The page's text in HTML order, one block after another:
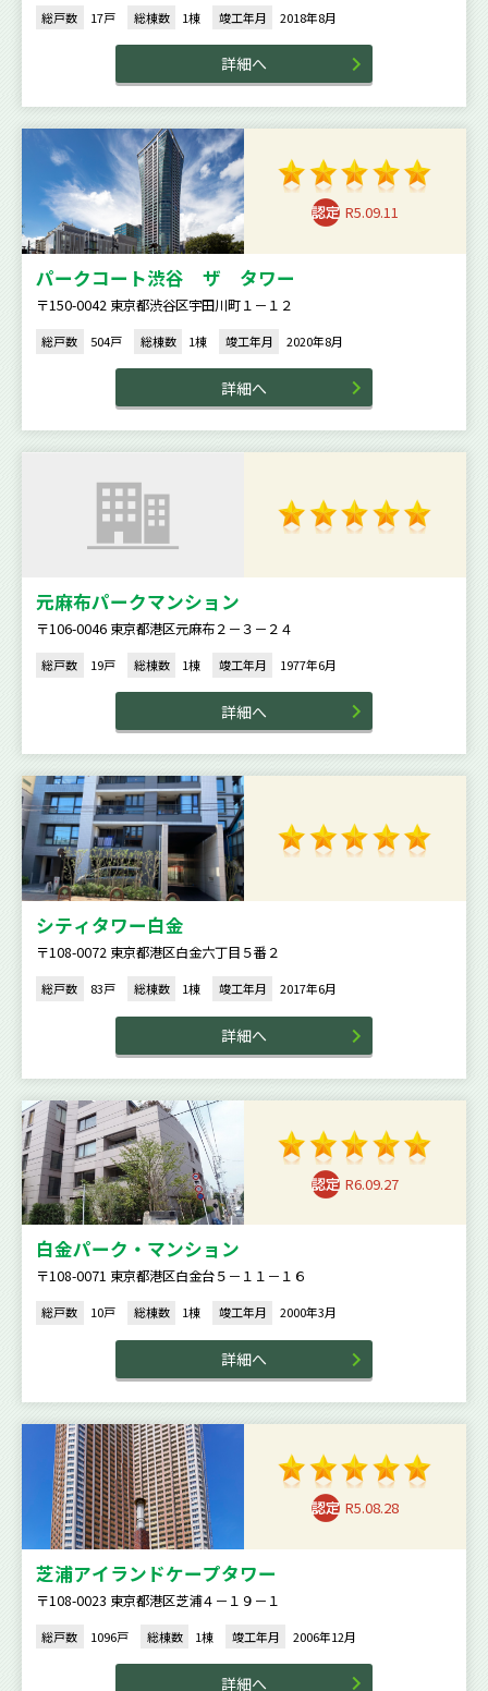
総戸数 17戸 総棟数 1棟 竣工年月 2018年8月
詳細へ
R5.09.11
パークコート渋谷 ザ タワー
〒150-0042 東京都渋谷区宇田川町１－１２
総戸数 504戸 総棟数 1棟 竣工年月 2020年8月
詳細へ
元麻布パークマンション
〒106-0046 東京都港区元麻布２－３－２４
総戸数 19戸 総棟数 1棟 竣工年月 1977年6月
詳細へ
シティタワー白金
〒108-0072 東京都港区白金六丁目５番２
総戸数 83戸 総棟数 1棟 竣工年月 2017年6月
詳細へ
R6.09.27
白金パーク・マンション
〒108-0071 東京都港区白金台５－１１－１６
総戸数 10戸 総棟数 1棟 竣工年月 2000年3月
詳細へ
R5.08.28
芝浦アイランドケープタワー
〒108-0023 東京都港区芝浦４－１９－１
総戸数 1096戸 総棟数 1棟 竣工年月 2006年12月
詳細へ